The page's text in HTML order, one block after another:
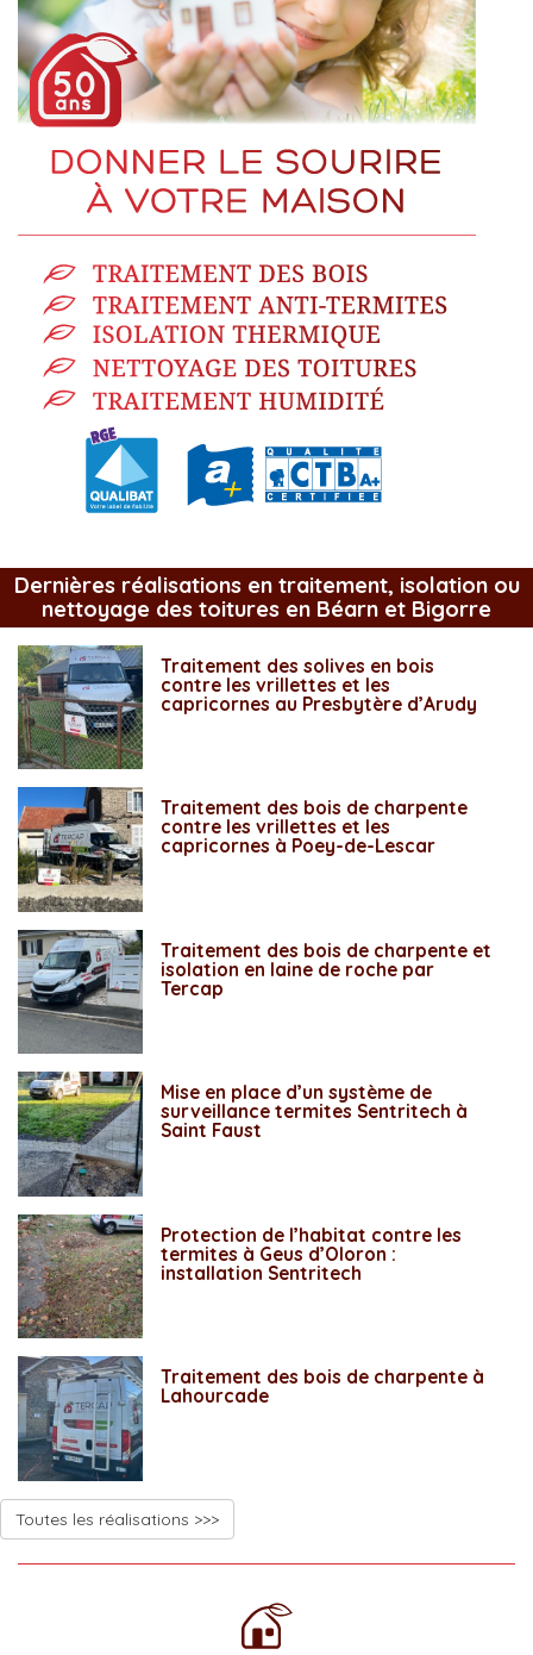
Dernières réalisations en traitement, isolation ou
nettoyage des toitures en Béarn et Bigorre
Traitement des solives en bois
contre les vrillettes et les
capricornes au Presbytère d’Arudy
Traitement des bois de charpente
contre les vrillettes et les
capricornes à Poey-de-Lescar
Traitement des bois de charpente et
isolation en laine de roche par
Tercap
Mise en place d’un système de
surveillance termites Sentritech à
Saint Faust
Protection de l’habitat contre les
termites à Geus d’Oloron :
installation Sentritech
Traitement des bois de charpente à
Lahourcade
Toutes les réalisations >>>